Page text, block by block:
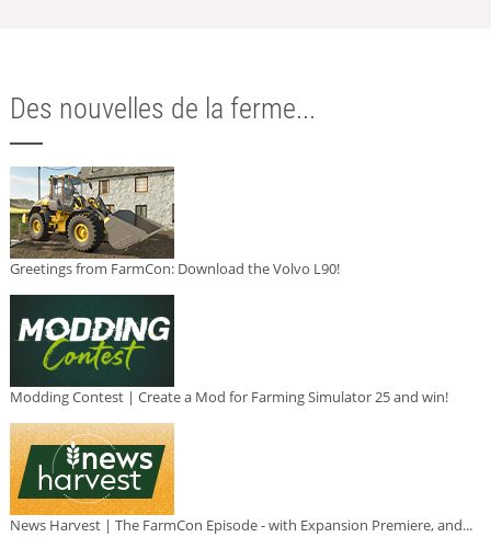
Des nouvelles de la ferme...
Greetings from FarmCon: Download the Volvo L90!
Modding Contest | Create a Mod for Farming Simulator 25 and win!
News Harvest | The FarmCon Episode - with Expansion Premiere, and...